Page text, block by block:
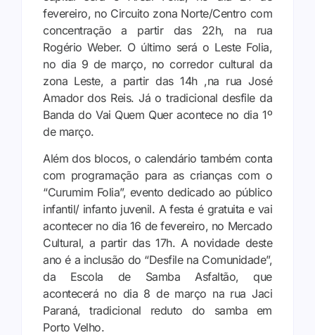
fevereiro, no Circuito zona Norte/Centro com
concentração a partir das 22h, na rua
Rogério Weber. O último será o Leste Folia,
no dia 9 de março, no corredor cultural da
zona Leste, a partir das 14h ,na rua José
Amador dos Reis. Já o tradicional desfile da
Banda do Vai Quem Quer acontece no dia 1º
de março.
Além dos blocos, o calendário também conta
com programação para as crianças com o
“Curumim Folia”, evento dedicado ao público
infantil/ infanto juvenil. A festa é gratuita e vai
acontecer no dia 16 de fevereiro, no Mercado
Cultural, a partir das 17h. A novidade deste
ano é a inclusão do “Desfile na Comunidade”,
da Escola de Samba Asfaltão, que
acontecerá no dia 8 de março na rua Jaci
Paraná, tradicional reduto do samba em
Porto Velho.